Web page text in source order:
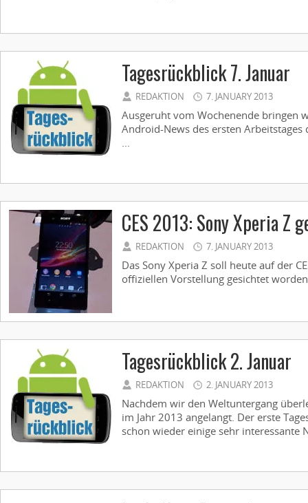
Tagesrückblick 7. Januar
REDAKTION 7. JANUARY 2013
Ausgeruht vom Wochenende bringen
Android-News des ersten Arbeitstages
...
CES 2013: Sony Xperia Z
REDAKTION 7. JANUARY 2013
Das Sony Xperia Z soll heute auf der
offiziellen Vorstellung gesichtet
Tagesrückblick 2. Januar
REDAKTION 2. JANUARY 2013
Nachdem wir den Weltuntergang
im Jahr 2013 angelangt. Der erste
schon wieder einige sehr interessante